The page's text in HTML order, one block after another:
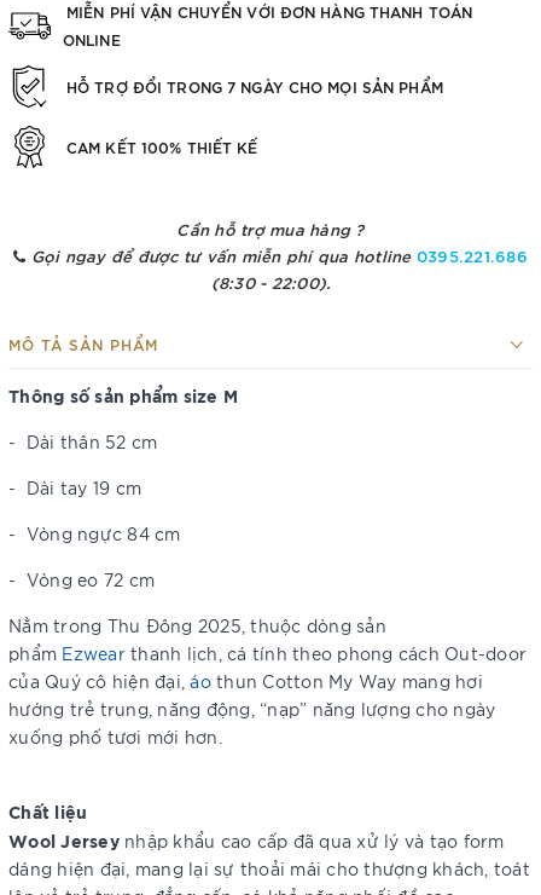
MIỄN PHÍ VẬN CHUYỂN VỚI ĐƠN HÀNG THANH TOÁN
ONLINE
HỖ TRỢ ĐỔI TRONG 7 NGÀY CHO MỌI SẢN PHẨM
CAM KẾT 100% THIẾT KẾ
Cần hỗ trợ mua hàng ?
Gọi ngay để được tư vấn miễn phí qua hotline 0395.221.686
(8:30 - 22:00).
MÔ TẢ SẢN PHẨM
Thông số sản phẩm size M
- Dài thân 52 cm
- Dài tay 19 cm
- Vòng ngực 84 cm
- Vòng eo 72 cm
Nằm trong Thu Đông 2025, thuộc dòng sản
phẩm Ezwearthanh lịch, cá tính theo phong cách Out-door
của Quý cô hiện đại,áothun Cotton My Way mang hơi
hướng trẻ trung, năng động, “nạp” năng lượng cho ngày
xuống phố tươi mới hơn.
Chất liệu
Wool Jerseynhập khẩu cao cấp đã qua xử lý và tạo form
dáng hiện đại, mang lại sự thoải mái cho thượng khách, toát